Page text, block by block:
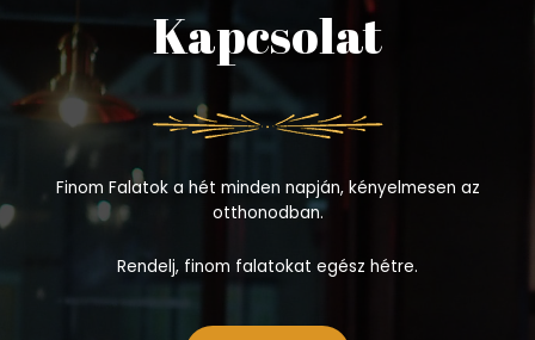
Kapcsolat
Finom Falatok a hét minden napján, kényelmesen az
otthonodban.
Rendelj, finom falatokat egész hétre.